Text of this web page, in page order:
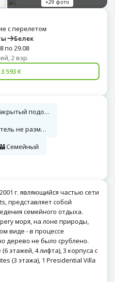
+29 фото
с перелетом
Белек
по 29.08
2 взр.
593 €
Закрытый подогреваемый бассейн
Отель не размещает одиноких мужчин
Семейный
г. являющийся частью сети
представляет собой
семейного отдыха.
моря, на лоне природы,
виде - в процессе
дерево не было срублено.
этажей, 4 лифта), 3 корпуса с
(3 этажа), 1 Presidential Villa